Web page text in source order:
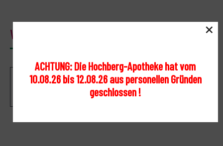
Warenkorb
Ihr Warenkorb ist leer.
×
ACHTUNG: Die Hochberg-Apotheke hat vom
10.08.26 bis 12.08.26 aus personellen Gründen
geschlossen !